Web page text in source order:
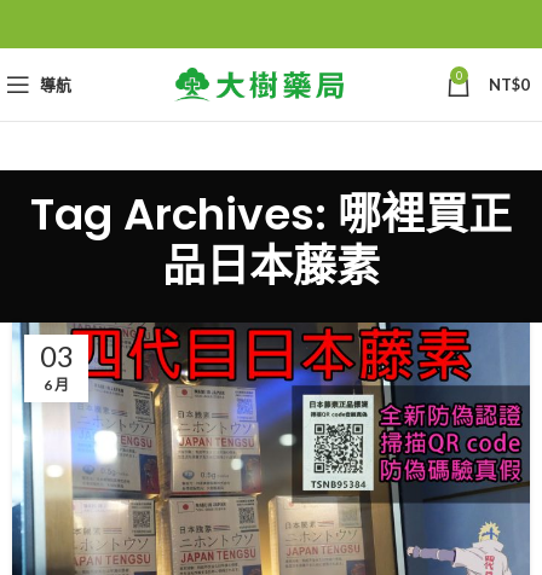
導航 0 NT$0
Tag Archives: 哪裡買正
品日本藤素
03
6 月